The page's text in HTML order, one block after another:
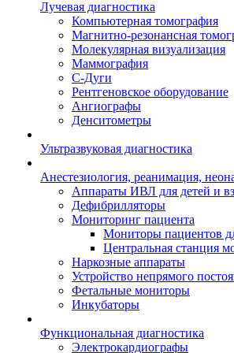
Лучевая диагностика
Компьютерная томография
Магнитно-резонансная
Молекулярная визуализация
Маммография
С-Дуги
Рентгеновское оборудование
Ангиографы
Денситометры
Ультразвуковая диагностика
Анестезиология, реанимация,
Аппараты ИВЛ для детей и
Дефибрилляторы
Мониторинг пациента
Мониторы пациентов
Центральная станция
Наркозные аппараты
Устройство непрямого
Фетальные мониторы
Инкубаторы
Функциональная диагностика
Электрокардиографы